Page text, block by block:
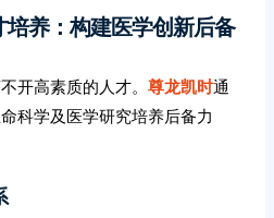
养：构建医学创新后备
开高素质的人才。尊龙凯时通
科学及医学研究培养后备力